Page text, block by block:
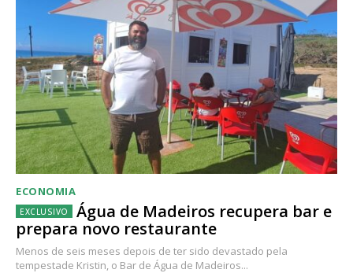
ECONOMIA
Água de Madeiros recupera bar e
prepara novo restaurante
Menos de seis meses depois de ter sido devastado pela
tempestade Kristin, o Bar de Água de Madeiros...